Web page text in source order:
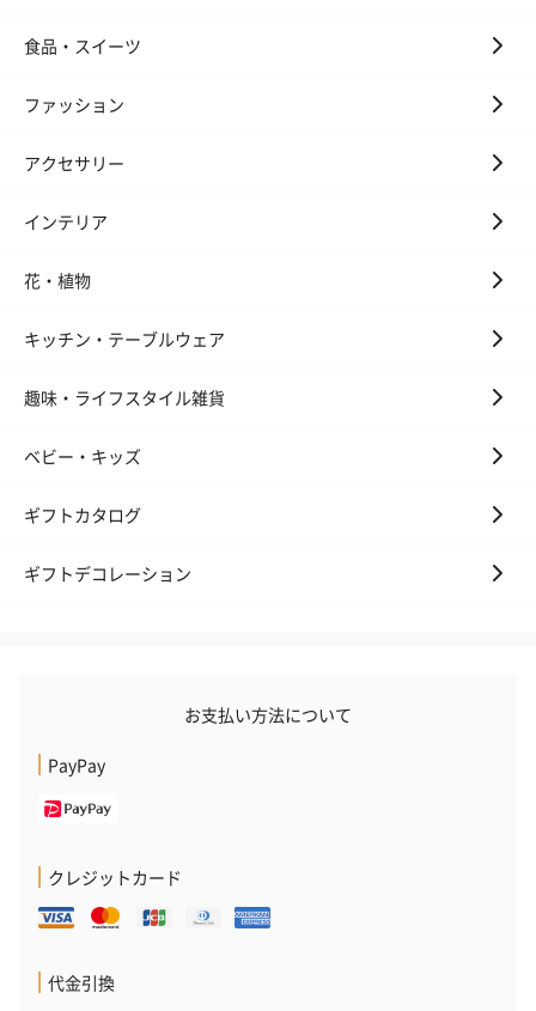
誕生日や結婚祝い・出産祝いなど、様々なシーンのメッセージカ
メッセージカードや封筒のデザインは一部変更する場合がありま
す。
写真付きメッセージカ
【誕生日】
刷なし）（
※カードのデザインは一部変更する場合があります。
祝）（110円）
食品・スイーツ
ファッション
アクセサリー
インテリア
花・植物
キッチン・テーブルウェア
趣味・ライフスタイル雑貨
ベビー・キッズ
ギフトカタログ
ギフトデコレーション
お支払い方法について
PayPay
クレジットカード
代金引換